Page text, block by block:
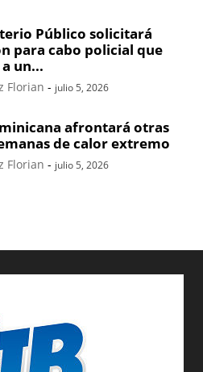
Público solicitará
para cabo policial que
un...
Florian - julio 5, 2026
afrontará otras
de calor extremo
Florian - julio 5, 2026